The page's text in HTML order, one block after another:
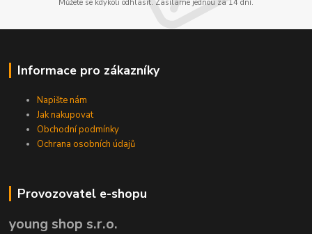
Můžete se kdykoli odhlásit. Zasíláme jednou za 14 dní.
Informace pro zákazníky
Napište nám
Jak nakupovat
Obchodní podmínky
Ochrana osobních údajů
Provozovatel e-shopu
young shop s.r.o.